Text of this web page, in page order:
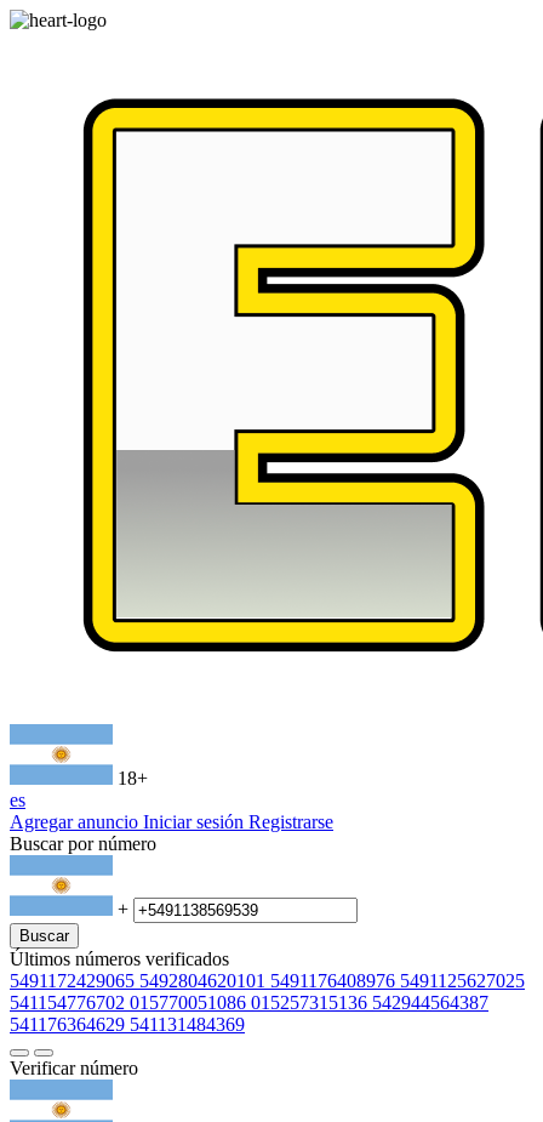
18+
es
Agregar anuncio Iniciar sesión Registrarse
Buscar por número
+
Buscar
Últimos números verificados
5491172429065 5492804620101 5491176408976 5491125627025
541154776702 015770051086 015257315136 542944564387
541176364629 541131484369
Verificar número